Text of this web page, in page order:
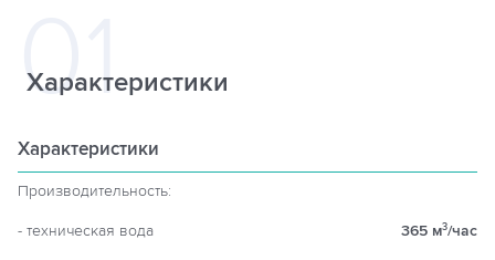
Характеристики
Характеристики
Производительность:
- техническая вода 365 м3/час